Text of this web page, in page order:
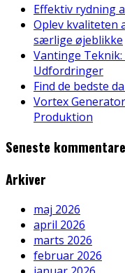
Effektiv rydning
Oplev kvaliteten
særlige øjeblikke
Vantinge
Udfordringer
Find de bedste
Vortex
Produktion
Seneste
Arkiver
maj 2026
april 2026
marts 2026
februar 2026